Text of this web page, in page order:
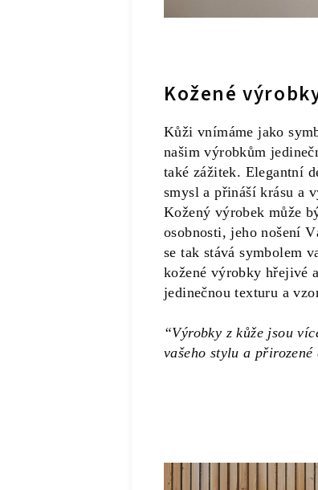
Kožené
Kůži vnímáme jako
našim výrobkům
také zážitek. Elegantní
smysl a přináší krásu a
Kožený výrobek může
osobnosti, jeho nošení
se tak stává symbolem
kožené výrobky hřejivé
jedinečnou texturu a
“Výrobky z kůže jsou
vašeho stylu a přirozené